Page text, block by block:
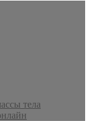
тела